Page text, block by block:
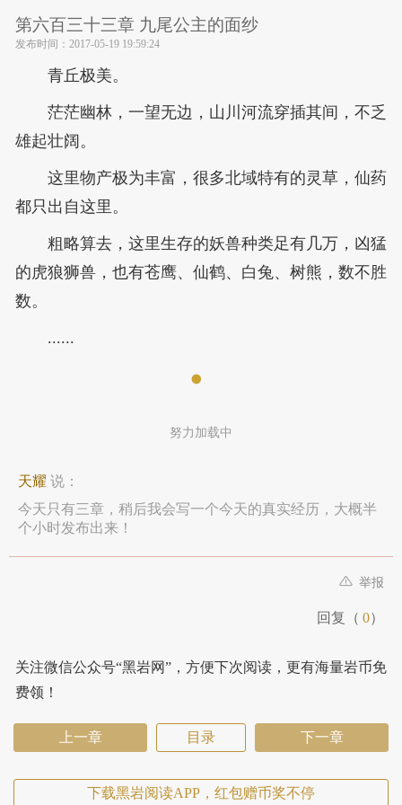
第六百三十三章 九尾公主的面纱
发布时间： 2017-05-19 19:59:24
青丘极美。
茫茫幽林，一望无边，山川河流穿插其间，不乏
雄起壮阔。
这里物产极为丰富，很多北域特有的灵草，仙药
都只出自这里。
粗略算去，这里生存的妖兽种类足有几万，凶猛
的虎狼狮兽，也有苍鹰、仙鹤、白兔、树熊，数不胜
数。
......
努力加载中
天耀 说：
今天只有三章，稍后我会写一个今天的真实经历，大概半
个小时发布出来！
举报
回复（ 0）
关注微信公众号“黑岩网”，方便下次阅读，更有海量岩币免
费领！
上一章 目录 下一章
下载黑岩阅读APP，红包赠币奖不停